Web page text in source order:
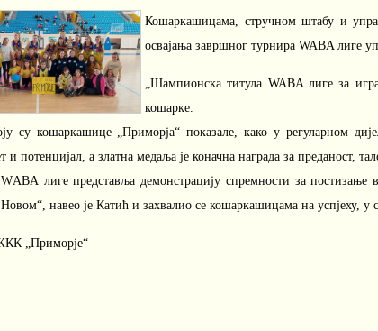
Кошаркашицама, стручном штабу и
освајања завршног турнира WABA лиге
„Шампионска титула WABA лиге за
кошарке.
су кошаркашице „Приморја“ показале, како у регуларном
и потенцијал, а златна медаља је коначна награда за преданост,
лиге представља демонстрацију спремности за постизање
навео је Катић и захвалио се кошаркашицама на успјеху,
„Приморје“